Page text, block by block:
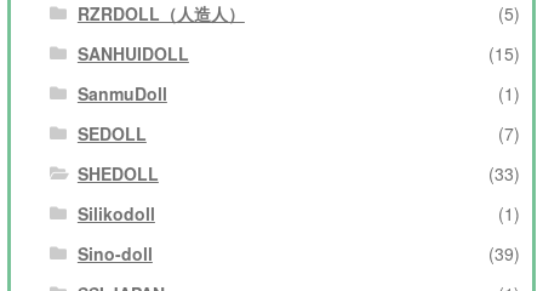
RZRDOLL（人造人）
(5)
SANHUIDOLL
(15)
SanmuDoll
(1)
SEDOLL
(7)
SHEDOLL
(33)
Silikodoll
(1)
Sino-doll
(39)